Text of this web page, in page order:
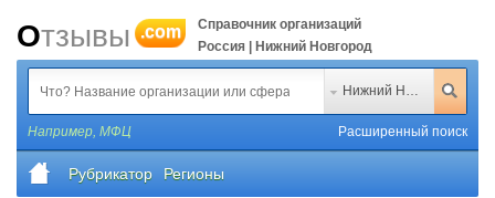
Отзывы .com
Справочник организаций
Россия | Нижний Новгород
Нижний Новгород
Например, МФЦ Расширенный поиск
Рубрикатор Регионы